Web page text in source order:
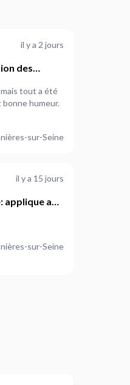
il y a 2 jours
des
tout a été
humeur.
sur-Seine
il y a 15 jours
applique a
sur-Seine